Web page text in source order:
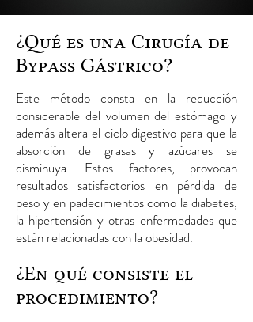
¿Qué es una Cirugía de
Bypass Gástrico?
Este método consta en la reducción
considerable del volumen del estómago y
además altera el ciclo digestivo para que la
absorción de grasas y azúcares se
disminuya. Estos factores, provocan
resultados satisfactorios en pérdida de
peso y en padecimientos como la diabetes,
la hipertensión y otras enfermedades que
están relacionadas con la obesidad.
¿En qué consiste el
procedimiento?